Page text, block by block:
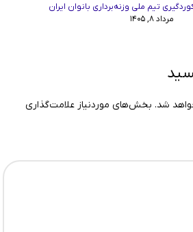
تیم ملی وزنه‌برداری بانوان ایران
مرداد ۸, ۱۴۰۵
شد. بخش‌های موردنیاز علامت‌گذاری